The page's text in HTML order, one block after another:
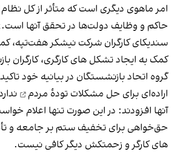
امر ماهوی دیگری است که متأثر از کل
حاکم و وظایف دولت‌ها در تحقق آنها
سندیکای کارگران شرکت نیشکر هفت‌تپه،
کمک به ایجاد تشکل های کارگری،‌ کارگران
گروه اتحاد بازنشستگان در بیانیه خود
اراده‌ای برای حل مشکلات تودۀ مردم
آنها افزودند: در این صورت تنها اعلام
حق‌خواهی برای تخفیف ستم بر جامعه و
های کارگر و زحمتکش دیگر کافی نیست.